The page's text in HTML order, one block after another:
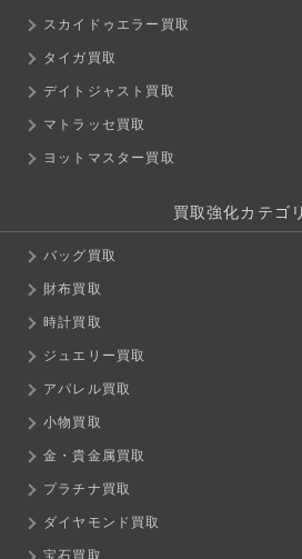
スカイドゥエラー買取
タイガ買取
デイトジャスト買取
マトラッセ買取
ヨットマスター買取
買取強化カテゴ
バッグ買取
財布買取
時計買取
ジュエリー買取
アパレル買取
小物買取
金・貴金属買取
プラチナ買取
ダイヤモンド買取
宝石買取